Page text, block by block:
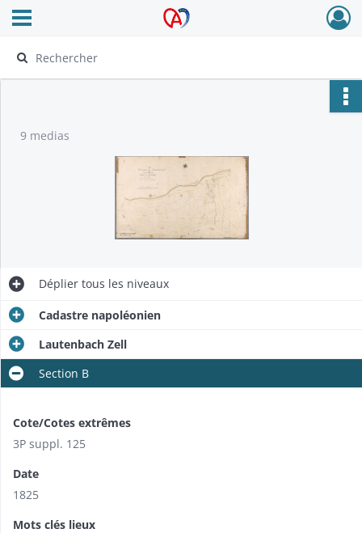
Archives Alsace - Colmar
Ouvrir le menu déroulant
9 medias
Déplier tous les niveaux
Cadastre napoléonien
Lautenbach Zell
Section B
Cote/Cotes extrêmes
3P suppl. 125
Date
1825
Mots clés lieux